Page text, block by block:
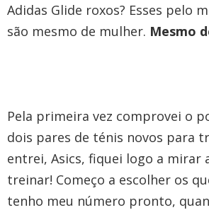
Adidas Glide roxos? Esses pelo
são mesmo de mulher. Mesmo
Pela primeira vez comprovei o
dois pares de ténis novos para
entrei, Asics, fiquei logo a mirar
treinar! Começo a escolher os
tenho meu número pronto,